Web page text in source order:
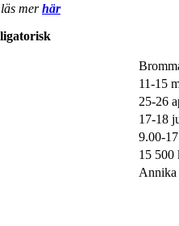
merhär
11-15
25-26
17-18
9.00-
15 500
Annika